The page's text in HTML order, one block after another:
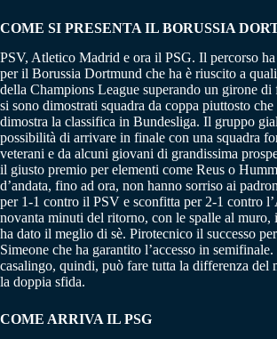
COME SI PRESENTA IL BORUSSIA
PSV, Atletico Madrid e ora il PSG. Il percorso ha
per il Borussia Dortmund che ha è riuscito a
della Champions League superando un girone di
si sono dimostrati squadra da coppa piuttosto
dimostra la classifica in Bundesliga. Il gruppo
possibilità di arrivare in finale con una squadra
veterani e da alcuni giovani di grandissima
il giusto premio per elementi come Reus o
d’andata, fino ad ora, non hanno sorriso ai
per 1-1 contro il PSV e sconfitta per 2-1 contro
novanta minuti del ritorno, con le spalle al
ha dato il meglio di sè. Pirotecnico il successo
Simeone che ha garantito l’accesso in semifinale.
casalingo, quindi, può fare tutta la differenza del
la doppia sfida.
COME ARRIVA IL PSG